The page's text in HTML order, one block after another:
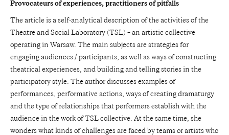
Provocateurs of experiences, practitioners of pitfalls
The article is a self-analytical description of the activities of the
Theatre and Social Laboratory (TSL) – an artistic collective
operating in Warsaw. The main subjects are strategies for
engaging audiences / participants, as well as ways of constructing
theatrical experiences, and building and telling stories in the
participatory style. The author discusses examples of
performances, performative actions, ways of creating dramaturgy
and the type of relationships that performers establish with the
audience in the work of TSL collective. At the same time, she
wonders what kinds of challenges are faced by teams or artists who